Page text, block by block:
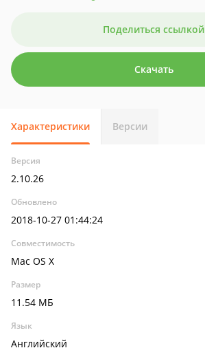
Поделиться ссылкой
Скачать
Характеристики Версии
Версия
2.10.26
Обновлено
2018-10-27 01:44:24
Совместимость
Mac OS X
Размер
11.54 МБ
Язык
Английский